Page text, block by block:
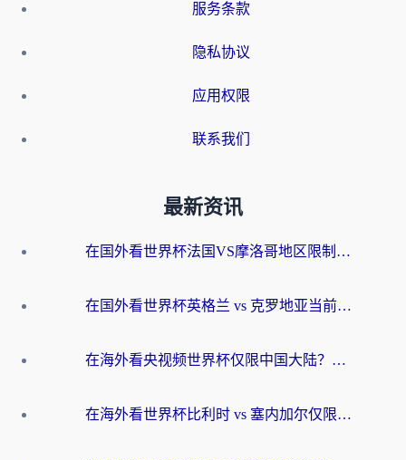
服务条款
隐私协议
应用权限
联系我们
最新资讯
在国外看世界杯法国VS摩洛哥地区限制？这篇指南让你流畅看中文解说无压力
在国外看世界杯英格兰 vs 克罗地亚当前地区不可播放？这篇指南帮你搞定所有海外观赛难题
在海外看央视频世界杯仅限中国大陆？这篇指南帮你解锁中文解说+无卡顿直播
在海外看世界杯比利时 vs 塞内加尔仅限中国大陆？我找到了最流畅的中文解说之路